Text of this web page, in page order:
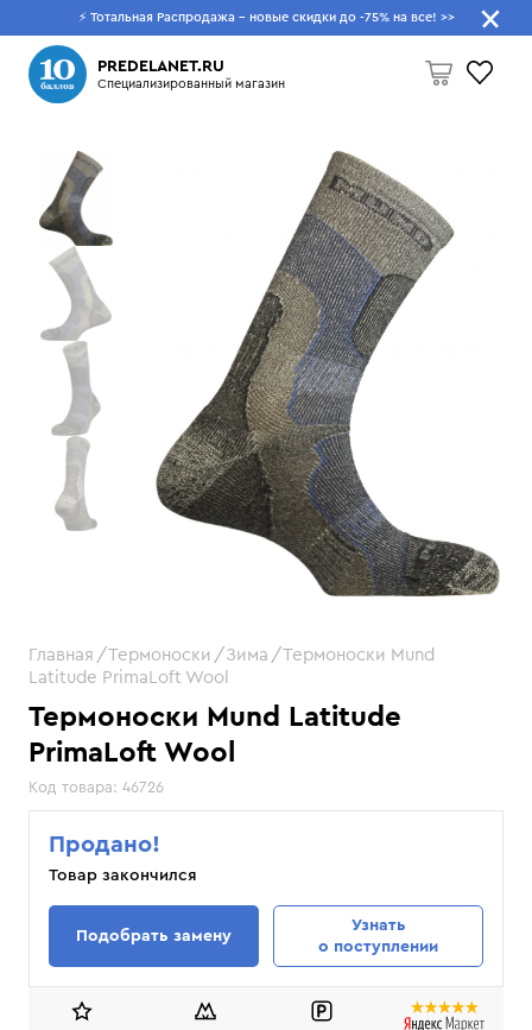
⚡ Тотальная Распродажа - новые скидки до -75% на все! >>
PREDELANET.RU
Специализированный магазин
Пусто
Что будем искать?
Термоноски Mund Latitude
PrimaLoft Wool
Код товара: 46726
Главная Термоноски Зима
Термоноски Mund
Latitude PrimaLoft Wool
Продано!
Товар закончился
Подобрать замену
Узнать
о поступлении